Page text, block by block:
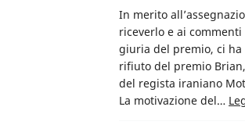
In merito
riceverlo e ai
giuria del premio, ci
rifiuto del premio
del regista iraniano
La motivazione del…